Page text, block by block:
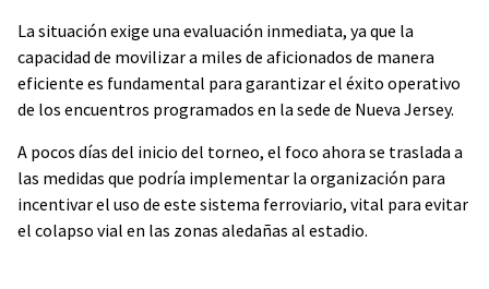
La situación exige una evaluación inmediata, ya que la
capacidad de movilizar a miles de aficionados de manera
eficiente es fundamental para garantizar el éxito operativo
de los encuentros programados en la sede de Nueva Jersey.
A pocos días del inicio del torneo, el foco ahora se traslada a
las medidas que podría implementar la organización para
incentivar el uso de este sistema ferroviario, vital para evitar
el colapso vial en las zonas aledañas al estadio.